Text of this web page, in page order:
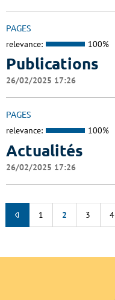
PAGES
relevance: 100%
Publications
26/02/2025 17:26
PAGES
relevance: 100%
Actualités
26/02/2025 17:26
1 2 3 4